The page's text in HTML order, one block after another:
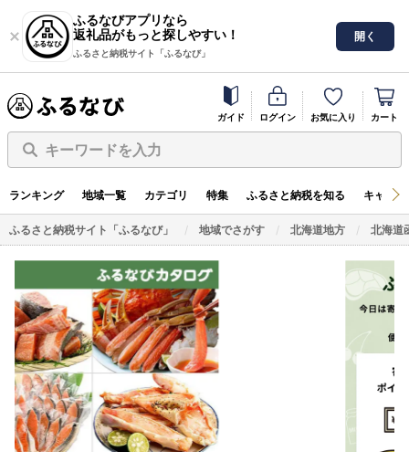
ふるなびアプリなら
返礼品がもっと探しやすい！
ふるさと納税サイト「ふるなび」
開く
ガイド ログイン お気に入り カート
キーワードを入力
ランキング 地域一覧 カテゴリ 特集 ふるさと納税を知る キャン
ふるさと納税サイト「ふるなび」 地域でさがす 北海道地方 北海道